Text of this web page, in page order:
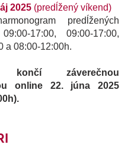
2025 (predĺžený víkend)
predĺžených
17:00, 09:00-17:00,
a 08:00-12:00h.
končí záverečnou
online 22. júna 2025